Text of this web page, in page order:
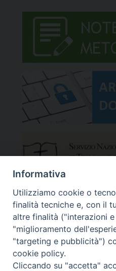
Informativa
Utilizziamo cookie o
finalità tecniche e, con il
altre finalità ("interazioni
"miglioramento
"targeting e pubblicità")
cookie policy.
Cliccando su "accetta"